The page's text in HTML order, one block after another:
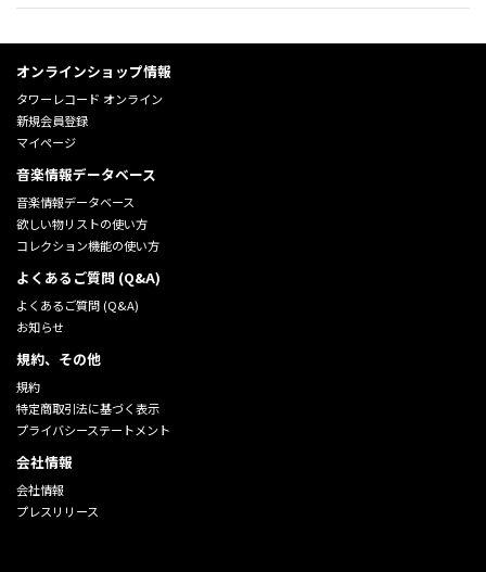
オンラインショップ情報
タワーレコード オンライン
新規会員登録
マイページ
音楽情報データベース
音楽情報データベース
欲しい物リストの使い方
コレクション機能の使い方
よくあるご質問 (Q&A)
よくあるご質問 (Q&A)
お知らせ
規約、その他
規約
特定商取引法に基づく表示
プライバシーステートメント
会社情報
会社情報
プレスリリース